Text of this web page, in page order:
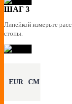
EUR CM
ШАГ 3
Линейкой измерьте
стопы.